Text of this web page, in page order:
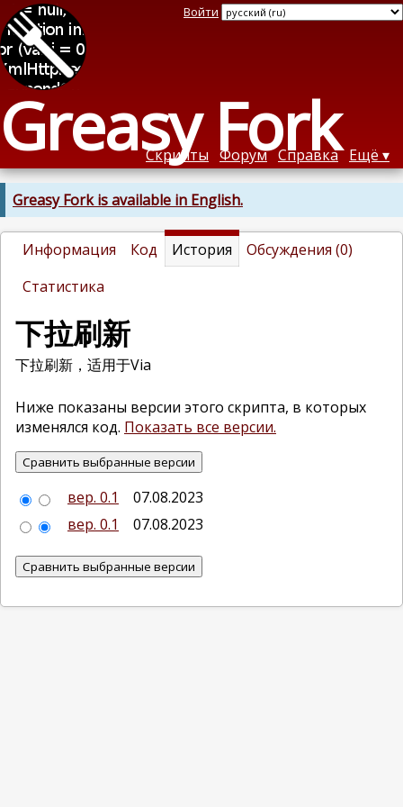
Greasy Fork
Войти
Скрипты Форум Справка Ещё
Greasy Fork is available in English.
Информация Код История
Обсуждения (0)
Статистика
下拉刷新
下拉刷新，适用于Via
Ниже показаны версии этого скрипта, в которых
изменялся код. Показать все версии.
вер. 0.1
07.08.2023
вер. 0.1
07.08.2023